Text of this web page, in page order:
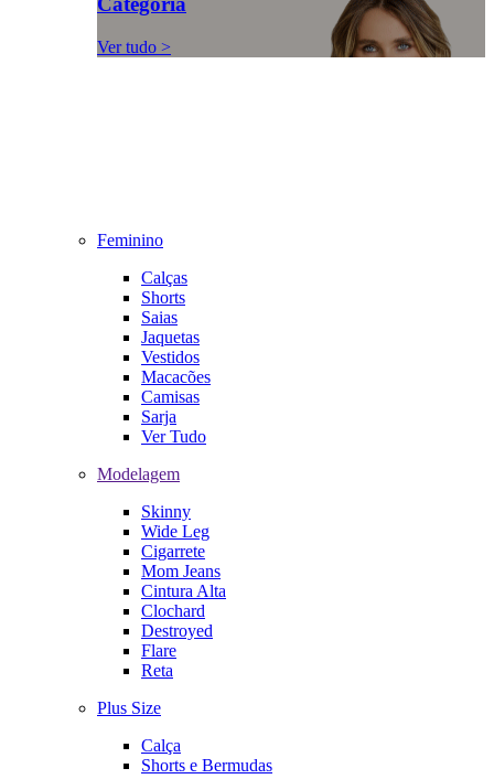
Ver tudo >
Feminino
Calças
Shorts
Saias
Jaquetas
Vestidos
Macacões
Camisas
Sarja
Ver Tudo
Modelagem
Skinny
Wide Leg
Cigarrete
Mom Jeans
Cintura Alta
Clochard
Destroyed
Flare
Reta
Plus Size
Calça
Shorts e Bermudas